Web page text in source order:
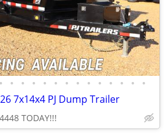
• • • • • • • • • • • • • •
7x14x4 PJ Dump Trailer
TODAY!!!